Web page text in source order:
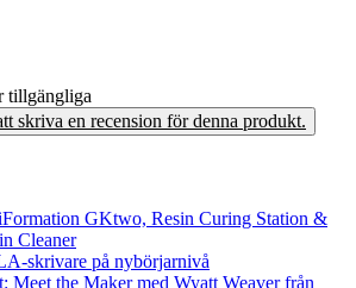
tillgängliga
skriva en recension för denna produkt.
GKtwo, Resin Curing Station &
Cleaner
skrivare på nybörjarnivå
Meet the Maker med Wyatt Weaver från